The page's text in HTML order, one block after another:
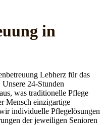
in
Lebherz für das
24-Stunden
was traditionelle Pflege
Mensch einzigartige
individuelle Pflegelösungen
der jeweiligen Senioren